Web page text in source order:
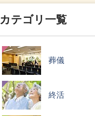
カテゴリ一覧
葬儀
終活